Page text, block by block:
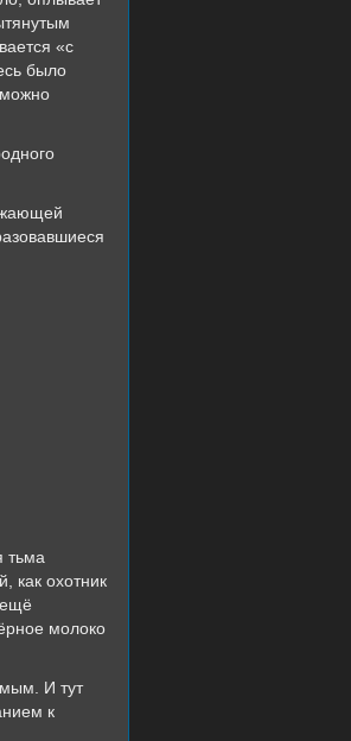
«с
было
тьма
как охотник
молоко
И тут
к